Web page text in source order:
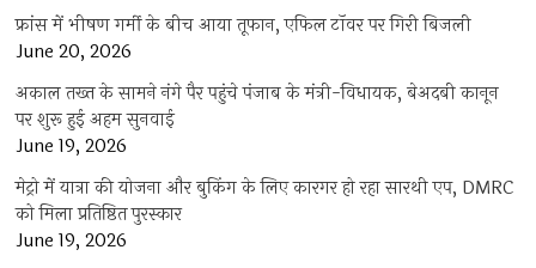
फ्रांस में भीषण गर्मी के बीच आया तूफान, एफिल टॉवर पर गिरी बिजली
June 20, 2026
अकाल तख्त के सामने नंगे पैर पहुंचे पंजाब के मंत्री-विधायक, बेअदबी कानून
पर शुरू हुई अहम सुनवाई
June 19, 2026
मेट्रो में यात्रा की योजना और बुकिंग के लिए कारगर हो रहा सारथी एप, DMRC
को मिला प्रतिष्ठित पुरस्कार
June 19, 2026